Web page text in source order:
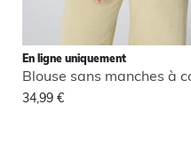
En ligne uniquement
34,99 €